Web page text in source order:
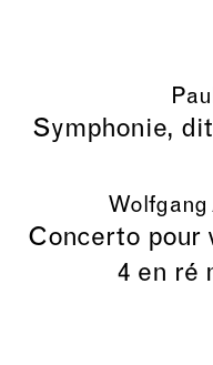
Symphonie,
Concerto pour
4 en ré